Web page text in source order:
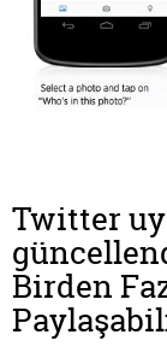
Twitter
Birden